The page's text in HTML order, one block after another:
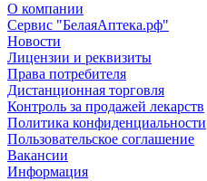
О компании
Сервис "БелаяАптека.рф"
Новости
Лицензии и реквизиты
Права потребителя
Дистанционная торговля
Контроль за продажей лекарств
Политика конфиденциальности
Пользовательское соглашение
Вакансии
Информация